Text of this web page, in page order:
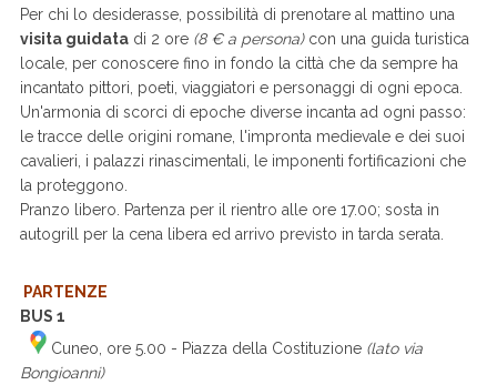
Per chi lo desiderasse, possibilità di prenotare al mattino una
visita guidata di 2 ore (8 € a persona)con una guida turistica
locale, per conoscere fino in fondo la città che da sempre ha
incantato pittori, poeti, viaggiatori e personaggi di ogni epoca.
Un'armonia di scorci di epoche diverse incanta ad ogni passo:
le tracce delle origini romane, l'impronta medievale e dei suoi
cavalieri, i palazzi rinascimentali, le imponenti fortificazioni che
la proteggono.
Pranzo libero. Partenza per il rientro alle ore 17.00; sosta in
autogrill per la cena libera ed arrivo previsto in tarda serata.
PARTENZE
BUS 1
Cuneo, ore 5.00 - Piazza della Costituzione (lato via
Bongioanni)